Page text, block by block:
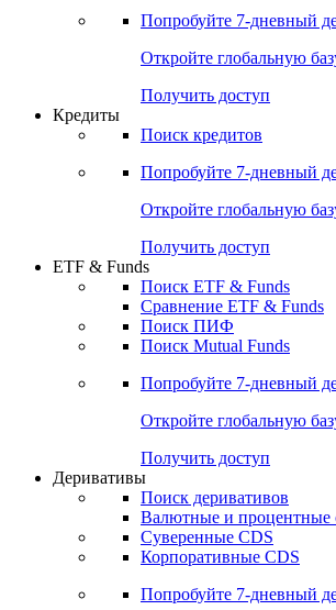
Попробуйте 7-дневный
Откройте глобальную
Получить доступ
Кредиты
Поиск кредитов
Попробуйте 7-дневный
Откройте глобальную
Получить доступ
ETF & Funds
Поиск ETF & Funds
Сравнение ETF & Funds
Поиск ПИФ
Поиск Mutual Funds
Попробуйте 7-дневный
Откройте глобальную
Получить доступ
Деривативы
Поиск деривативов
Валютные и процентные
Суверенные CDS
Корпоративные CDS
Попробуйте 7-дневный